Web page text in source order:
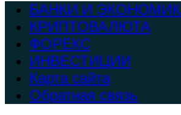
БАНКИ И
КРИПТОВАЛЮТА
ФОРЕКС
ИНВЕСТИЦИИ
Карта сайта
Обратная связь